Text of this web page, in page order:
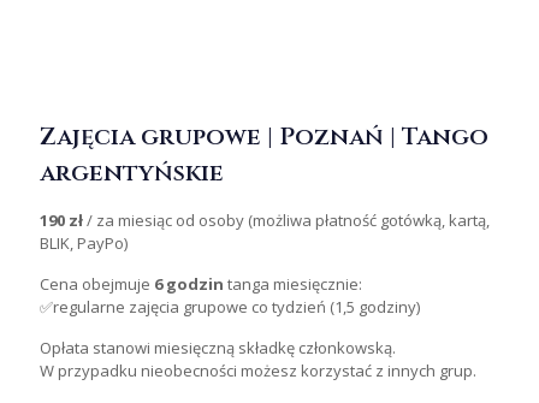
Zajęcia grupowe | Poznań | Tango
argentyńskie
190 zł/ za miesiąc od osoby (możliwa płatność gotówką, kartą,
BLIK, PayPo)
Cena obejmuje 6 godzin tanga miesięcznie:
✅regularne zajęcia grupowe co tydzień (1,5 godziny)
Opłata stanowi miesięczną składkę członkowską.
W przypadku nieobecności możesz korzystać z innych grup.